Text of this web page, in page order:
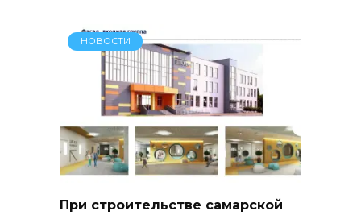
НОВОСТИ
При строительстве самарской